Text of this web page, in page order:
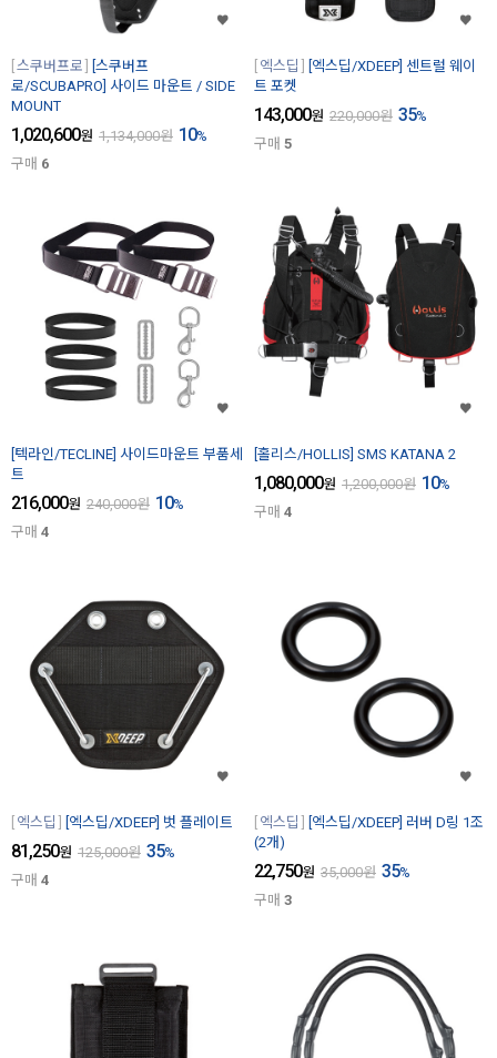
스쿠버프로
[스쿠버프
로/SCUBAPRO] 사이드 마운트 / SIDE
MOUNT
1,020,600원 1,134,000원 10%
구매 6
엑스딥
[엑스딥/XDEEP] 센트럴 웨이
트 포켓
143,000원 220,000원 35%
구매 5
[텍라인/TECLINE] 사이드마운트 부품세
트
216,000원 240,000원 10%
구매 4
[홀리스/HOLLIS] SMS KATANA 2
1,080,000원 1,200,000원 10%
구매 4
엑스딥 [엑스딥/XDEEP] 벗 플레이트
81,250원 125,000원 35%
구매 4
엑스딥
[엑스딥/XDEEP] 러버 D링 1조
(2개)
22,750원 35,000원 35%
구매 3